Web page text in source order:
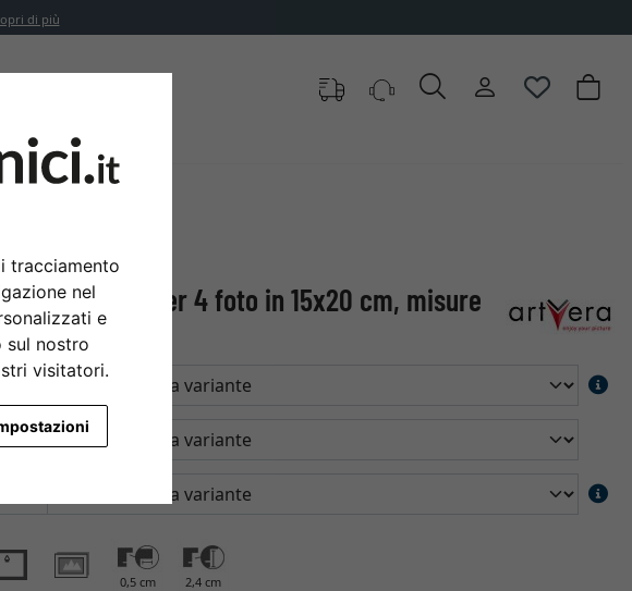
tracciamento
nel
e
sul nostro
visitatori.
di più
Lund per 4 foto in 15x20 cm, misure
0,5 cm 2,4 cm